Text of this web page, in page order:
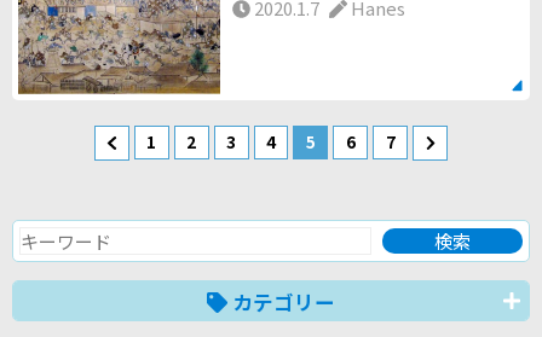
2020.1.7 Hanes
1 2 3 4 5 6 7
カテゴリー